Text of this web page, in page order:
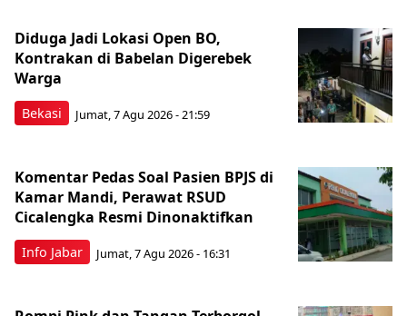
Bekasi
Diduga Jadi Lokasi Open BO,
Kontrakan di Babelan Digerebek
Warga
Jumat, 7 Agu 2026 - 21:59
Info Jabar
Komentar Pedas Soal Pasien BPJS di
Kamar Mandi, Perawat RSUD
Cicalengka Resmi Dinonaktifkan
Jumat, 7 Agu 2026 - 16:31